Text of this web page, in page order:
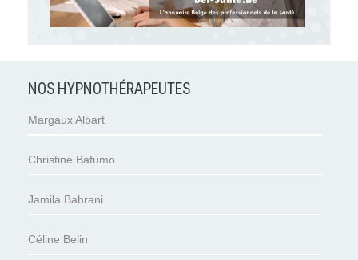
NOS HYPNOTHÉRAPEUTES
Margaux Albart
Christine Bafumo
Jamila Bahrani
Céline Belin